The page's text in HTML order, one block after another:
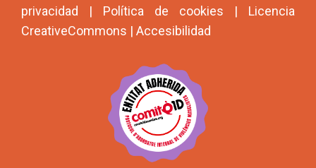
privacidad | Política de cookies | Licencia
CreativeCommons | Accesibilidad